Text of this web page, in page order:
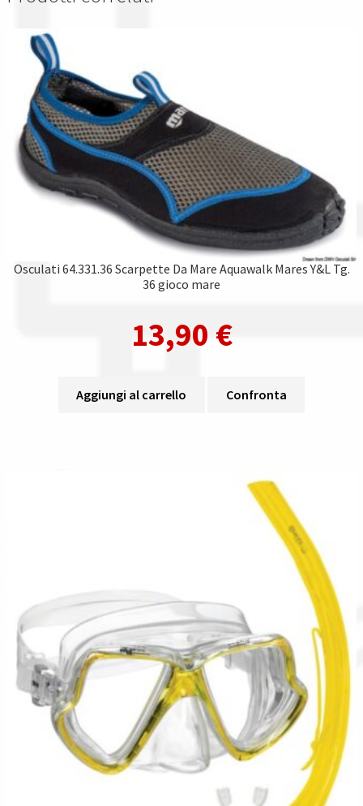
Osculati 64.331.36 Scarpette Da Mare Aquawalk Mares Y&L Tg.
36 gioco mare
13,90 €
Aggiungi al carrello Confronta